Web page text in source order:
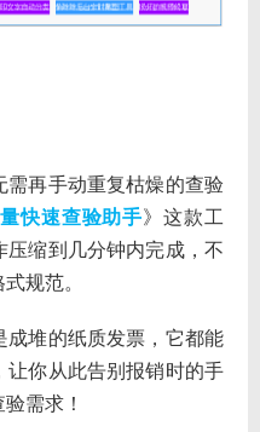
再手动重复枯燥的查验
快速查验助手》这款工
缩到几分钟内完成，不
规范。
成堆的纸质发票，它都能
让你从此告别报销时的手
需求！